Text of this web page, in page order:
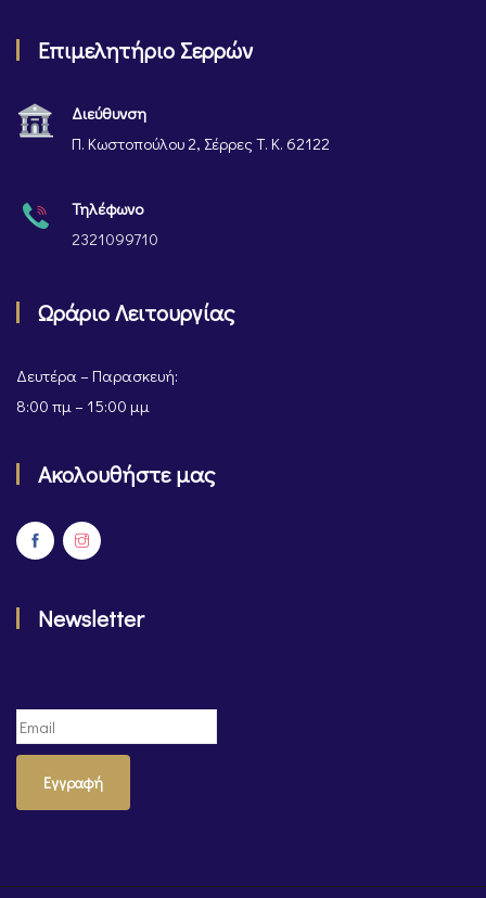
Επιμελητήριο Σερρών
Διεύθυνση
Π. Κωστοπούλου 2, Σέρρες Τ. Κ. 62122
Τηλέφωνο
2321099710
Ωράριο Λειτουργίας
Δευτέρα – Παρασκευή:
8:00 πμ – 15:00 μμ
Ακολουθήστε μας
Newsletter
Εγγραφή